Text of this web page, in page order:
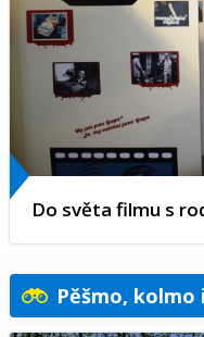
Do světa filmu s
Pěšmo,